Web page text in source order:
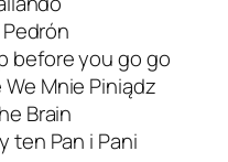
before you go go
Mnie Piniądz
Brain
ten Pan i Pani